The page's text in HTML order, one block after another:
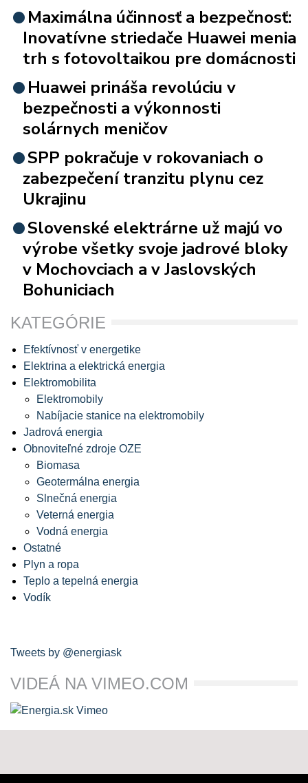
Maximálna účinnosť a bezpečnosť:
Inovatívne striedače Huawei menia
trh s fotovoltaikou pre domácnosti
Huawei prináša revolúciu v
bezpečnosti a výkonnosti
solárnych meničov
SPP pokračuje v rokovaniach o
zabezpečení tranzitu plynu cez
Ukrajinu
Slovenské elektrárne už majú vo
výrobe všetky svoje jadrové bloky
v Mochovciach a v Jaslovských
Bohuniciach
KATEGÓRIE
Efektívnosť v energetike
Elektrina a elektrická energia
Elektromobilita
Elektromobily
Nabíjacie stanice na elektromobily
Jadrová energia
Obnoviteľné zdroje OZE
Biomasa
Geotermálna energia
Slnečná energia
Veterná energia
Vodná energia
Ostatné
Plyn a ropa
Teplo a tepelná energia
Vodík
Tweets by @energiask
VIDEÁ NA VIMEO.COM